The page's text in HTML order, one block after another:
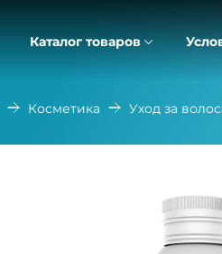
Каталог товаров
Косметика Уход за